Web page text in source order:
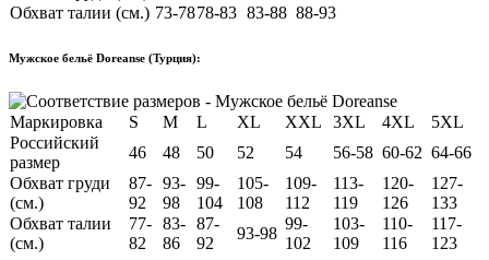
Обхват талии (см.) 73-7878-83 83-88 88-93
Мужское бельё Doreanse (Турция):
Маркировка S M L XL XXL 3XL 4XL
5XL
Российский
размер
46 48 50 52 54 56-58 60-62 64-66
Обхват груди
(см.)
87-
92
93-
98
99-
104
105-
108
109-
112
113-
119
120-
126
127-
133
Обхват талии
(см.)
77-
82
83-
86
87-
92
93-98
99-
102
103-
109
110-
116
117-
123